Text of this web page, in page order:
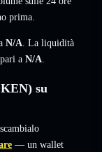
prima.
N/A. La liquidità
a N/A.
su
— un wallet